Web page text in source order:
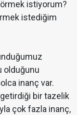
istiyorum?
istediğim
olduğunu
inanç var.
bir tazelik
çok fazla inanç,